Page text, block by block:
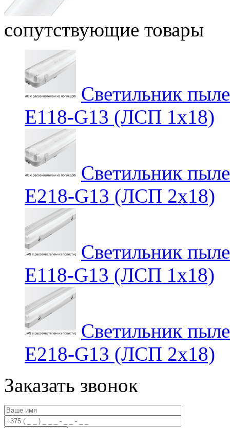
сопутствующие товары
Светильник
E118-G13 (ЛСП 1х18)
Светильник
E218-G13 (ЛСП 2х18)
Светильник
E118-G13 (ЛСП 1х18)
Светильник
E218-G13 (ЛСП 2х18)
Заказать звонок